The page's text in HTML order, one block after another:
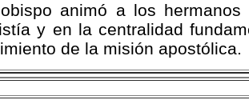
animó a los
y en la centralidad
de la misión apostólica.